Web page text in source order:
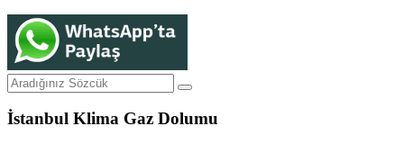
İstanbul Klima Gaz Dolumu